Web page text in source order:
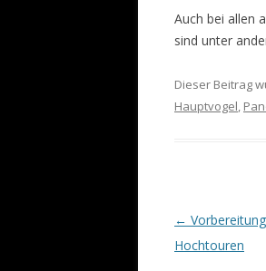
Auch bei allen
sind unter
Dieser Beitrag
Hauptvogel,
Beitrags-
Navigation
←
Hochtouren